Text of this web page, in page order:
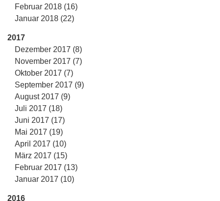
Februar 2018 (16)
Januar 2018 (22)
2017
Dezember 2017 (8)
November 2017 (7)
Oktober 2017 (7)
September 2017 (9)
August 2017 (9)
Juli 2017 (18)
Juni 2017 (17)
Mai 2017 (19)
April 2017 (10)
März 2017 (15)
Februar 2017 (13)
Januar 2017 (10)
2016